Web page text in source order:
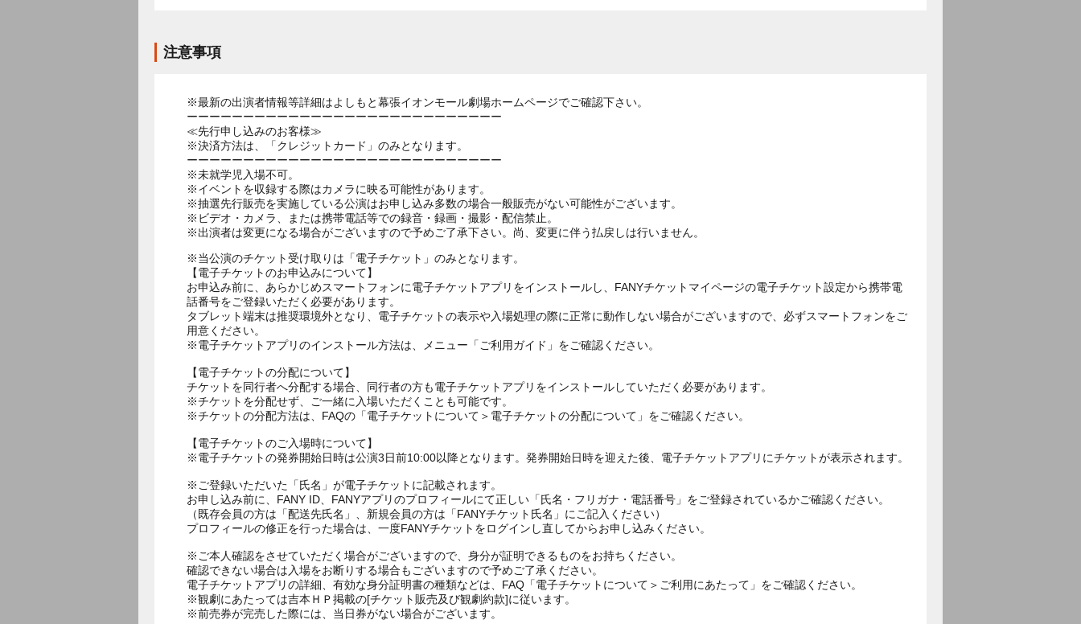
注意事項
※最新の出演者情報等詳細はよしもと幕張イオンモール劇場ホームページでご確認下さい。
ーーーーーーーーーーーーーーーーーーーーーーーーーーーー
≪先行申し込みのお客様≫
※決済方法は、「クレジットカード」のみとなります。
ーーーーーーーーーーーーーーーーーーーーーーーーーーーー
※未就学児入場不可。
※イベントを収録する際はカメラに映る可能性があります。
※抽選先行販売を実施している公演はお申し込み多数の場合一般販売がない可能性がございます。
※ビデオ・カメラ、または携帯電話等での録音・録画・撮影・配信禁止。
※出演者は変更になる場合がございますので予めご了承下さい。尚、変更に伴う払戻しは行いません。
※当公演のチケット受け取りは「電子チケット」のみとなります。
【電子チケットのお申込みについて】
お申込み前に、あらかじめスマートフォンに電子チケットアプリをインストールし、FANYチケットマイページの電子チケット設定から携帯電
話番号をご登録いただく必要があります。
タブレット端末は推奨環境外となり、電子チケットの表示や入場処理の際に正常に動作しない場合がございますので、必ずスマートフォンをご
用意ください。
※電子チケットアプリのインストール方法は、メニュー「ご利用ガイド」をご確認ください。
【電子チケットの分配について】
チケットを同行者へ分配する場合、同行者の方も電子チケットアプリをインストールしていただく必要があります。
※チケットを分配せず、ご一緒に入場いただくことも可能です。
※チケットの分配方法は、FAQの「電子チケットについて＞電子チケットの分配について」をご確認ください。
【電子チケットのご入場時について】
※電子チケットの発券開始日時は公演3日前10:00以降となります。発券開始日時を迎えた後、電子チケットアプリにチケットが表示されます。
※ご登録いただいた「氏名」が電子チケットに記載されます。
お申し込み前に、FANY ID、FANYアプリのプロフィールにて正しい「氏名・フリガナ・電話番号」をご登録されているかご確認ください。
（既存会員の方は「配送先氏名」、新規会員の方は「FANYチケット氏名」にご記入ください）
プロフィールの修正を行った場合は、一度FANYチケットをログインし直してからお申し込みください。
※ご本人確認をさせていただく場合がございますので、身分が証明できるものをお持ちください。
確認できない場合は入場をお断りする場合もございますので予めご了承ください。
電子チケットアプリの詳細、有効な身分証明書の種類などは、FAQ「電子チケットについて＞ご利用にあたって」をご確認ください。
※観劇にあたっては吉本ＨＰ掲載の[チケット販売及び観劇約款]に従います。
※前売券が完売した際には、当日券がない場合がございます。